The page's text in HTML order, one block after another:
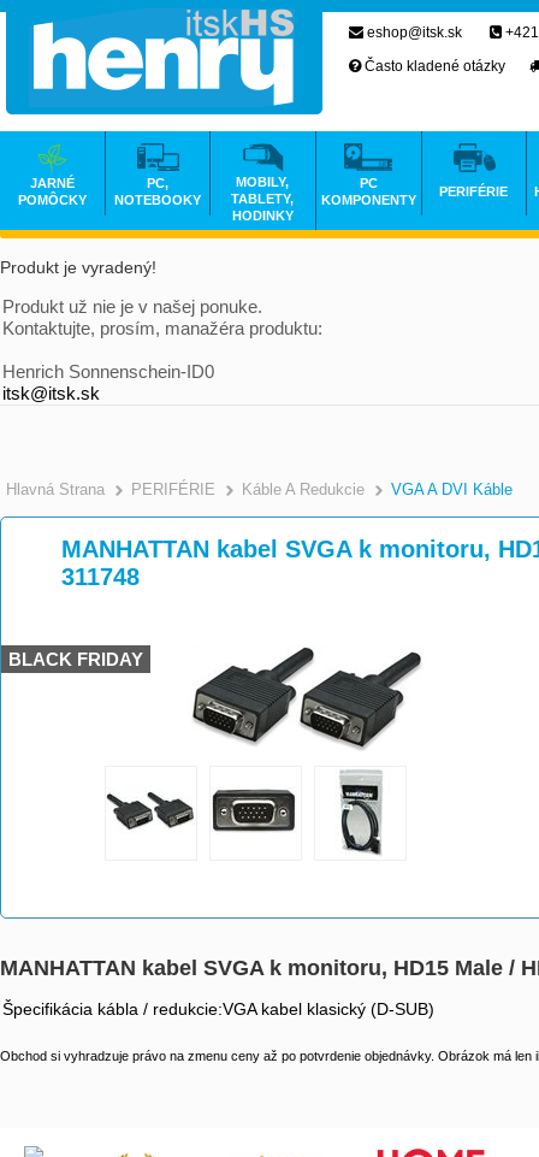
Produkt je vyradený!
Produkt už nie je v našej ponuke.
Kontaktujte, prosím, manažéra produktu:
Henrich Sonnenschein-ID0
itsk@itsk.sk
Hlavná Strana >
PERIFÉRIE >
Káble A Redukcie >
VGA A DVI Káble
MANHATTAN kabel SVGA k monitoru,
311748
BLACK FRIDAY
MANHATTAN kabel SVGA k monitoru, HD15 Male /
Špecifikácia kábla / redukcie:VGA kabel klasický (D-SUB)
Obchod si vyhradzuje právo na zmenu ceny až po potvrdenie objednávky. Obrázok má len
eshop@itsk.sk
Často kladené otázky
JARNÉ
POMÔCKY
PC,
NOTEBOOKY
MOBILY,
TABLETY,
HODINKY
PC
KOMPONENTY
PERIFÉRIE